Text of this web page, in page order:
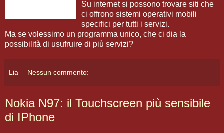
Su internet si possono trovare siti che
ci offrono sistemi operativi mobili
specifici per tutti i servizi.
Ma se volessimo un programma unico, che ci dia la
possibilità di usufruire di più servizi?
Lia Nessun commento:
Nokia N97: il Touchscreen più sensibile
di IPhone